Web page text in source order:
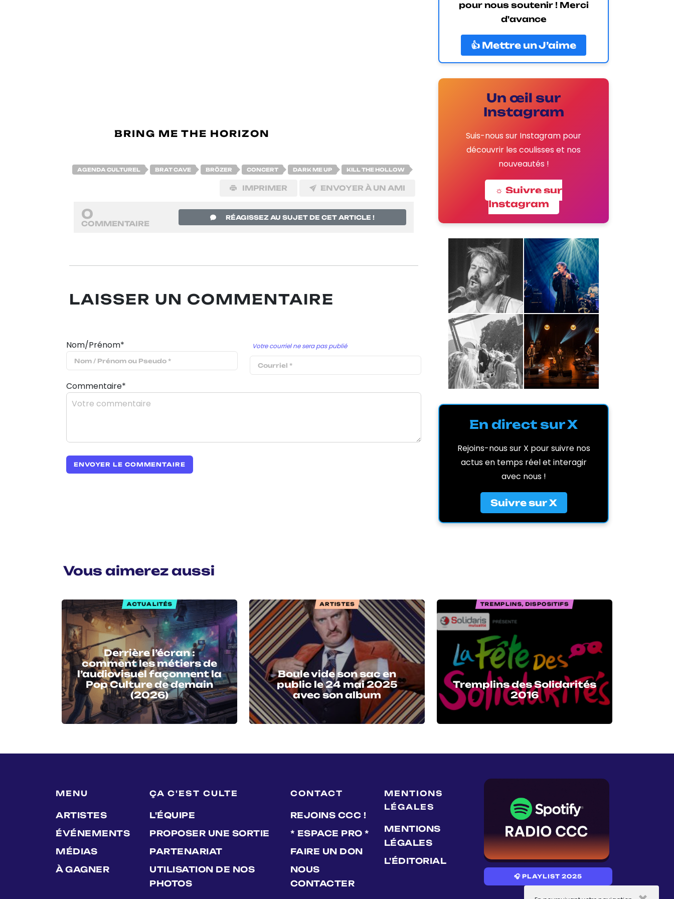
BRING ME THE HORIZON
AGENDA CULTUREL BRAT CAVE BRÖZER CONCERT DARK ME UP KILL THE HOLLOW
IMPRIMER ENVOYER À UN AMI
0
COMMENTAIRE
RÉAGISSEZ AU SUJET DE CET ARTICLE !
LAISSER UN COMMENTAIRE
Nom/Prénom* Votre courriel ne sera pas publié
Commentaire*
pour nous soutenir ! Merci
d'avance
👍 Mettre un J’aime
Un œil sur
Instagram
Suis-nous sur Instagram pour
découvrir les coulisses et nos
nouveautés !
☼ Suivre sur
Instagram
En direct sur X
Rejoins-nous sur X pour suivre nos
actus en temps réel et interagir
avec nous !
Suivre sur X
Vous aimerez aussi
ACTUALITÉS
Derrière l’écran :
comment les métiers de
l’audiovisuel façonnent la
Pop Culture de demain
(2026)
ARTISTES
Boule vide son sac en
public le 24 mai 2025
avec son album
TREMPLINS, DISPOSITIFS
Tremplins des Solidarités
2016
MENU
ARTISTES
ÉVÉNEMENTS
MÉDIAS
À GAGNER
ÇA C'EST CULTE
L'ÉQUIPE
PROPOSER UNE SORTIE
PARTENARIAT
UTILISATION DE NOS
PHOTOS
CONTACT
REJOINS CCC !
* ESPACE PRO *
FAIRE UN DON
NOUS
CONTACTER
MENTIONS
LÉGALES
MENTIONS
LÉGALES
L'ÉDITORIAL
🎧 PLAYLIST 2025